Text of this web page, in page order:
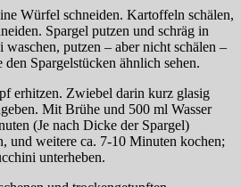
Würfel schneiden. Kartoffeln schälen,
Spargel putzen und schräg in
putzen – aber nicht schälen –
Spargelstücken ähnlich sehen.
erhitzen. Zwiebel darin kurz glasig
Mit Brühe und 500 ml Wasser
(Je nach Dicke der Spargel)
und weitere ca. 7-10 Minuten kochen;
unterheben.